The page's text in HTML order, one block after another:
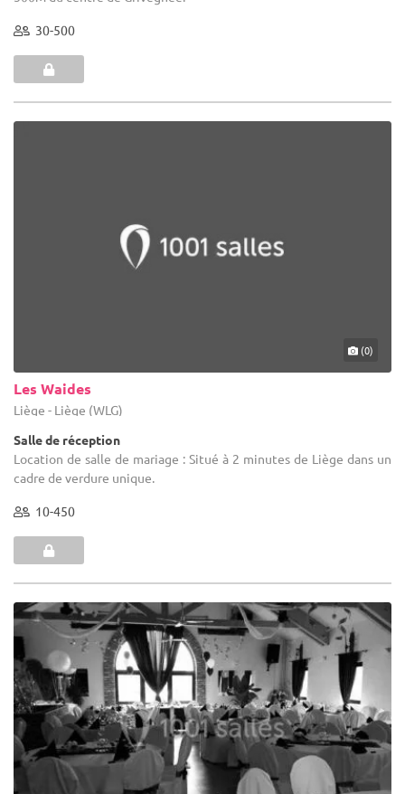
30-500
(0)
Les Waides
Liège - Liège (WLG)
Salle de réception
Location de salle de mariage : Situé à 2 minutes de Liège dans un
cadre de verdure unique.
10-450